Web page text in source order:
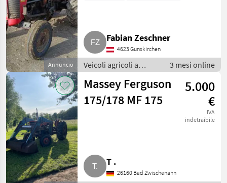
Annuncio
Fabian Zeschner
4623 Gunskirchen
Veicoli agricoli a
motore / Caricatore
agricolo
3 mesi online
Massey Ferguson
175/178 MF 175
5.000
€
IVA
indetraibile
T .
26160 Bad Zwischenahn